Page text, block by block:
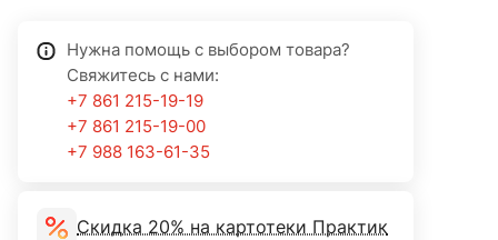
Нужна помощь с выбором товара?
Свяжитесь с нами:
+7 861 215-19-19
+7 861 215-19-00
+7 988 163-61-35
Скидка 20% на картотеки Практик